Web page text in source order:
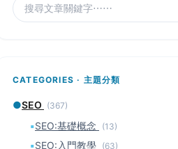
CATEGORIES · 主題分類
●SEO (367)
▪SEO:基礎概念 (13)
▪SEO:入門教學 (63)